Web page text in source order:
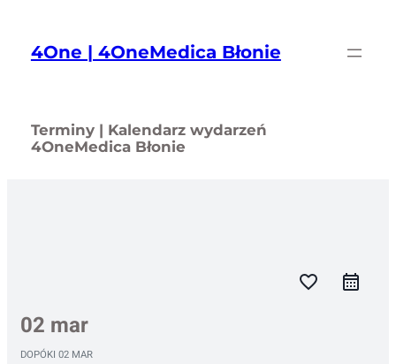
treści4One | 4OneMedica Błonie
Terminy | Kalendarz wydarzeń
4OneMedica Błonie
favorite_border
02 mar
DOPÓKI 02 MAR